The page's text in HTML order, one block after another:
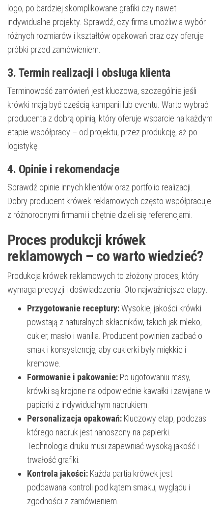
logo, po bardziej skomplikowane grafiki czy nawet
indywidualne projekty. Sprawdź, czy firma umożliwia wybór
różnych rozmiarów i kształtów opakowań oraz czy oferuje
próbki przed zamówieniem.
3. Termin realizacji i obsługa klienta
Terminowość zamówień jest kluczowa, szczególnie jeśli
krówki mają być częścią kampanii lub eventu. Warto wybrać
producenta z dobrą opinią, który oferuje wsparcie na każdym
etapie współpracy – od projektu, przez produkcję, aż po
logistykę.
4. Opinie i rekomendacje
Sprawdź opinie innych klientów oraz portfolio realizacji.
Dobry producent krówek reklamowych często współpracuje
z różnorodnymi firmami i chętnie dzieli się referencjami.
Proces produkcji krówek
reklamowych – co warto wiedzieć?
Produkcja krówek reklamowych to złożony proces, który
wymaga precyzji i doświadczenia. Oto najważniejsze etapy:
Przygotowanie receptury:Wysokiej jakości krówki
powstają z naturalnych składników, takich jak mleko,
cukier, masło i wanilia. Producent powinien zadbać o
smak i konsystencję, aby cukierki były miękkie i
kremowe.
Formowanie i pakowanie: Po ugotowaniu masy,
krówki są krojone na odpowiednie kawałki i zawijane w
papierki z indywidualnym nadrukiem.
Personalizacja opakowań: Kluczowy etap, podczas
którego nadruk jest nanoszony na papierki.
Technologia druku musi zapewniać wysoką jakość i
trwałość grafiki.
Kontrola jakości: Każda partia krówek jest
poddawana kontroli pod kątem smaku, wyglądu i
zgodności z zamówieniem.